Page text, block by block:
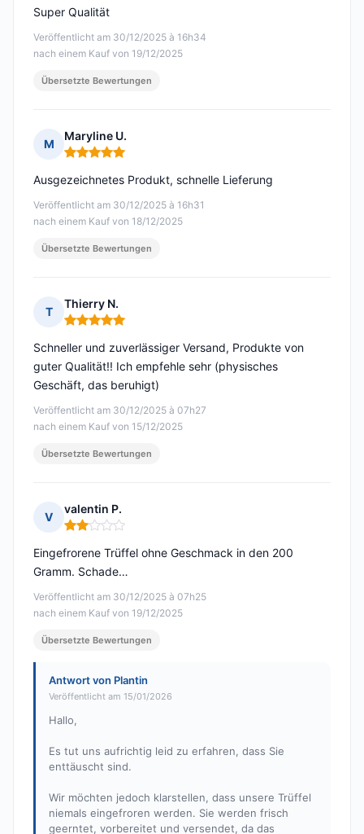
Veröffentlicht am 30/12/2025 à 16h34
nach einem Kauf von 19/12/2025
Super Qualität
Übersetzte Bewertungen
M
Maryline U.
Hinweis: 5 von 5
Veröffentlicht am 30/12/2025 à 16h31
nach einem Kauf von 18/12/2025
Ausgezeichnetes Produkt, schnelle Lieferung
Übersetzte Bewertungen
T
Thierry N.
Hinweis: 5 von 5
Veröffentlicht am 30/12/2025 à 07h27
nach einem Kauf von 15/12/2025
Schneller und zuverlässiger Versand, Produkte von
guter Qualität!! Ich empfehle sehr (physisches
Geschäft, das beruhigt)
Übersetzte Bewertungen
V
valentin P.
Hinweis: 2 von 5
Veröffentlicht am 30/12/2025 à 07h25
nach einem Kauf von 19/12/2025
Eingefrorene Trüffel ohne Geschmack in den 200
Gramm. Schade…
Übersetzte Bewertungen
Antwort von Plantin
Veröffentlicht am 15/01/2026
Hallo,
Es tut uns aufrichtig leid zu erfahren, dass Sie
enttäuscht sind.
Wir möchten jedoch klarstellen, dass unsere Trüffel
niemals eingefroren werden. Sie werden frisch
geerntet, vorbereitet und versendet, da das